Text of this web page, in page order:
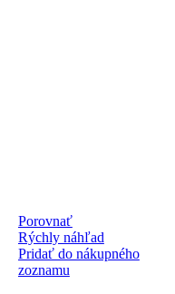
Porovnať
Rýchly náhľad
Pridať do nákupného
zoznamu